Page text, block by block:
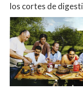
los cortes de